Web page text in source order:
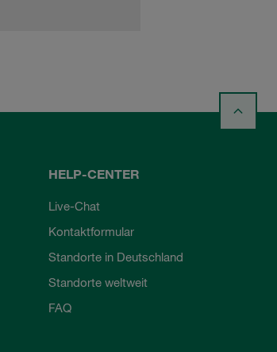
HELP-CENTER
Live-Chat
Kontaktformular
Standorte in Deutschland
Standorte weltweit
FAQ